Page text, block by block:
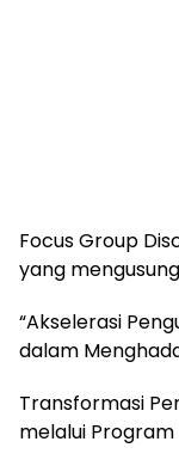
Focus Group
yang
“Akselerasi
dalam
Transformasi
melalui Program